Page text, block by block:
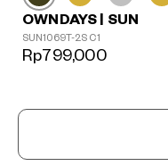
OWNDAYS | SUN
SUN1069T-2S C1
Rp799,000